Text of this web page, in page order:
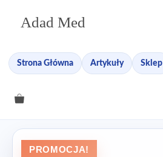
Adad Med
Strona Główna Artykuły Sklep
PROMOCJA!